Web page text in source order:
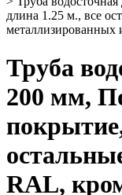
длина 1.25 м., все
металлизированных
Труба
200 мм,
RAL,